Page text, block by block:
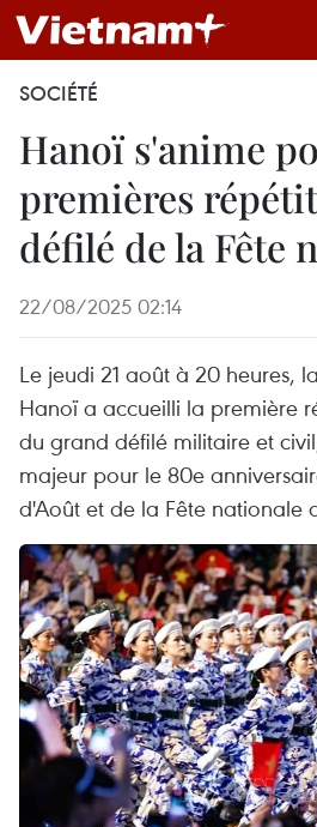
SOCIÉTÉ
Hanoï s'anime
premières
défilé de la Fête
22/08/2025 02:14
Le jeudi 21 août à 20 heures,
Hanoï a accueilli la première
du grand défilé militaire et
majeur pour le 80e
d'Août et de la Fête nationale